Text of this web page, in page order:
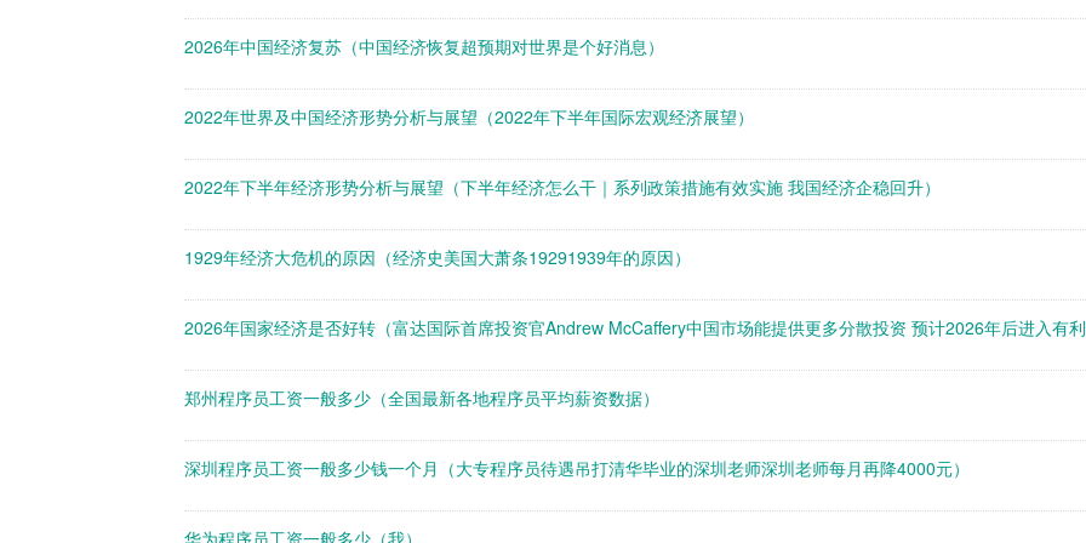
2026年中国经济复苏（中国经济恢复超预期对世界是个好消息）
2022年世界及中国经济形势分析与展望（2022年下半年国际宏观经济展望）
2022年下半年经济形势分析与展望（下半年经济怎么干｜系列政策措施有效实施 我国经济企稳回升）
1929年经济大危机的原因（经济史美国大萧条19291939年的原因）
2026年国家经济是否好转（富达国际首席投资官Andrew McCaffery中国市场能提供更多分散投资 预计2026年后进入有
郑州程序员工资一般多少（全国最新各地程序员平均薪资数据）
深圳程序员工资一般多少钱一个月（大专程序员待遇吊打清华毕业的深圳老师深圳老师每月再降4000元）
华为程序员工资一般多少（我）